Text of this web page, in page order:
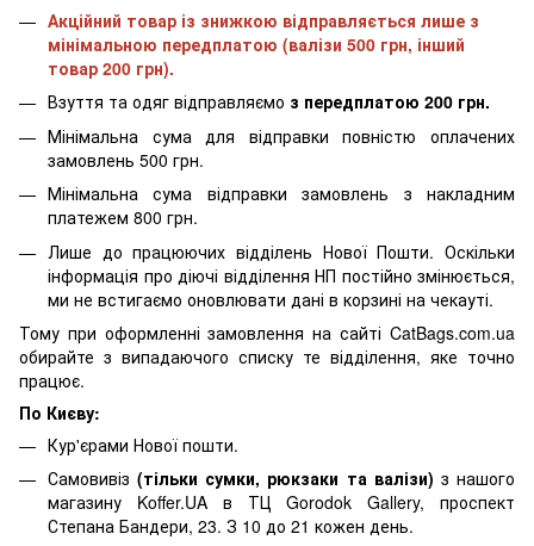
Акційний товар із знижкою відправляється лише з
мінімальною передплатою (валізи 500 грн, інший
товар 200 грн).
Взуття та одяг відправляємо з передплатою 200 грн.
Мінімальна сума для відправки повністю оплачених
замовлень 500 грн.
Мінімальна сума відправки замовлень з накладним
платежем 800 грн.
Лише до працюючих відділень Нової Пошти. Оскільки
інформація про діючі відділення НП постійно змінюється,
ми не встигаємо оновлювати дані в корзині на чекауті.
Тому при оформленні замовлення на сайті CatBags.com.ua
обирайте з випадаючого списку те відділення, яке точно
працює.
По Києву:
Кур'єрами Нової пошти.
Самовивіз(тільки сумки, рюкзаки та валізи) з нашого
магазину Koffer.UA в ТЦ Gorodok Gallery, проспект
Степана Бандери, 23. З 10 до 21 кожен день.